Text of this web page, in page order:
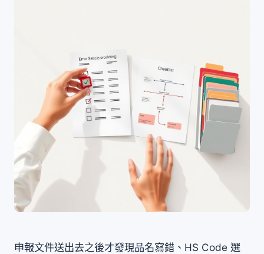
申報文件送出去之後才發現品名寫錯、HS Code 選